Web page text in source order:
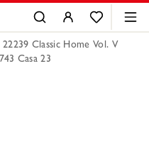
22239 Classic Home Vol. V
Casa 23